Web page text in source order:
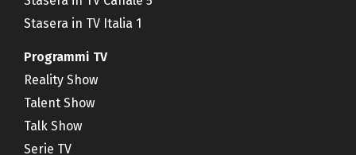
Stasera in TV Italia 1
Programmi TV
Reality Show
Talent Show
Talk Show
Serie TV